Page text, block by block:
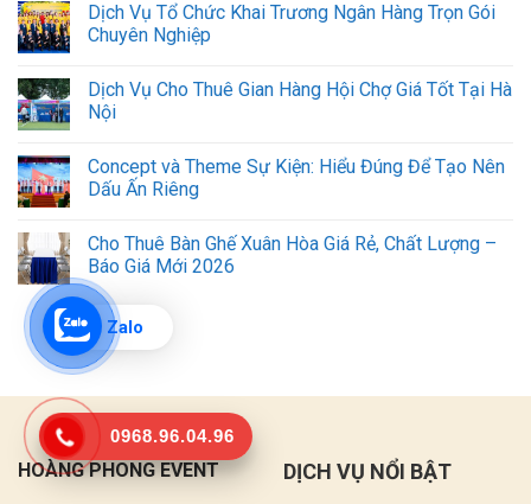
Dịch Vụ Tổ Chức Khai Trương Ngân Hàng Trọn Gói
Chuyên Nghiệp
Dịch Vụ Cho Thuê Gian Hàng Hội Chợ Giá Tốt Tại Hà
Nội
Concept và Theme Sự Kiện: Hiểu Đúng Để Tạo Nên
Dấu Ấn Riêng
Cho Thuê Bàn Ghế Xuân Hòa Giá Rẻ, Chất Lượng –
Báo Giá Mới 2026
HOÀNG PHONG EVENT DỊCH VỤ NỔI BẬT
Zalo
0968.96.04.96